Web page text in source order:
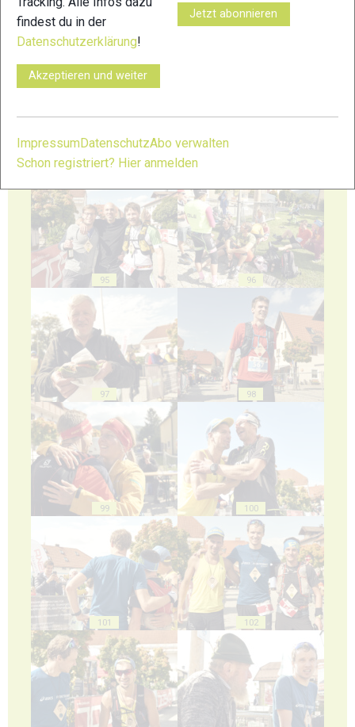
93
95 96
97 98
99 100
101 102
findest du in der
Datenschutzerklärung!
Akzeptieren und weiter
Jetzt abonnieren
Impressum DatenschutzAbo verwalten
Schon registriert? Hier anmelden